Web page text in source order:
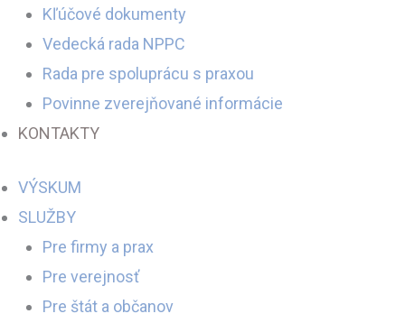
Kľúčové dokumenty
Vedecká rada NPPC
Rada pre spoluprácu s praxou
Povinne zverejňované informácie
KONTAKTY
VÝSKUM
SLUŽBY
Pre firmy a prax
Pre verejnosť
Pre štát a občanov